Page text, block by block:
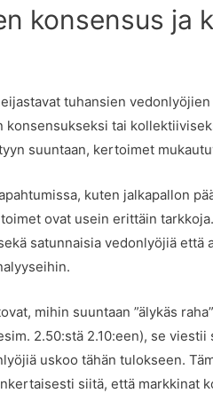
konsensus ja
tuhansien
konsensukseksi tai
suuntaan, kertoimet
kuten jalkapallon
ovat usein erittäin
satunnaisia vedonlyöjiä että
mihin suuntaan ”älykäs
2.50:stä 2.10:een), se
uskoo tähän tulokseen.
siitä, että markkinat